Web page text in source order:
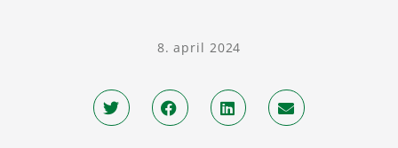
8. april 2024